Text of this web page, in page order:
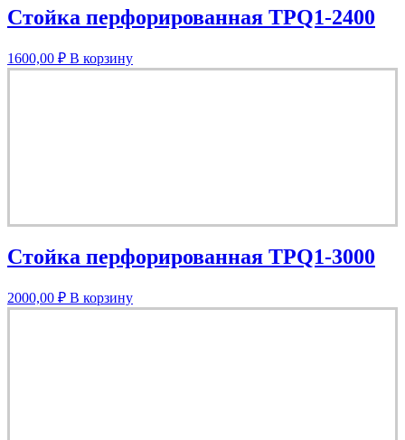
Стойка перфорированная TPQ1-2400
1600,00 ₽ В корзину
Стойка перфорированная TPQ1-3000
2000,00 ₽ В корзину